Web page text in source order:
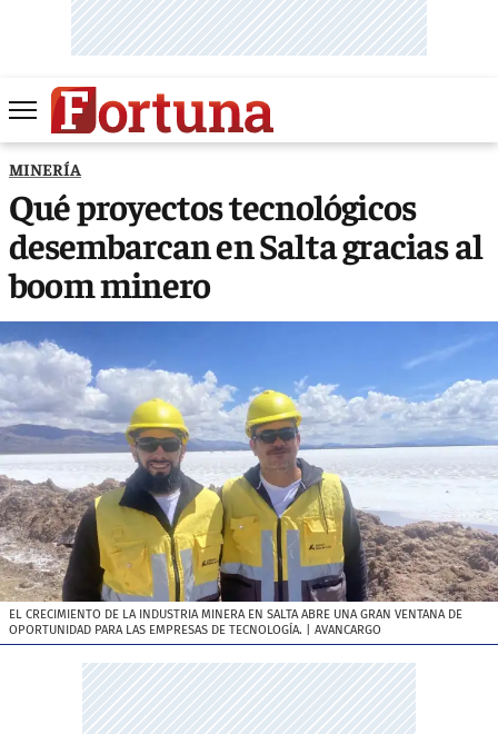
MINERÍA
Qué proyectos tecnológicos
desembarcan en Salta gracias al
boom minero
EL CRECIMIENTO DE LA INDUSTRIA MINERA EN SALTA ABRE UNA GRAN VENTANA DE
OPORTUNIDAD PARA LAS EMPRESAS DE TECNOLOGÍA. | AVANCARGO